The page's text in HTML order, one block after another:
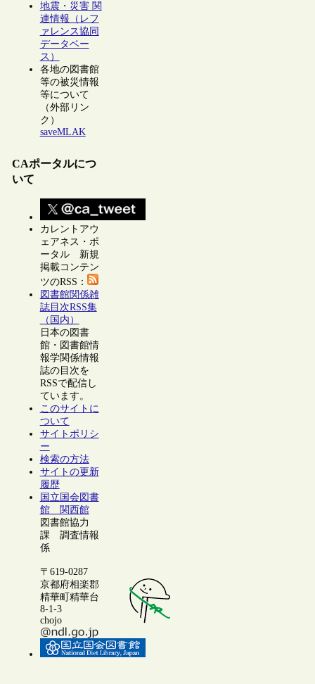
地震・災害 関
連情報（レフ
ァレンス協同
データベー
ス）
各地の図書館
等の被災情報
等について
（外部リン
ク）
saveMLAK
CAポータルにつ
いて
カレントアウ
ェアネス・ポ
ータル 新規
掲載コンテン
ツのRSS：
図書館関係雑
誌目次RSS集
（国内）
日本の図書
館・図書館情
報学関係情報
誌の目次を
RSSで配信し
ています。
このサイトに
ついて
サイトポリシ
ー
検索の方法
サイトの更新
履歴
国立国会図書
館 関西館
図書館協力
課 調査情報
係
〒619-0287
京都府相楽郡
精華町精華台
8-1-3
chojo